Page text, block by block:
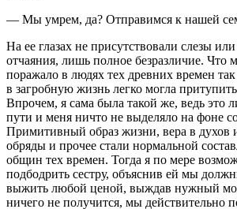
— Мы умрем, да? Отправимся к нашей
На ее глазах не присутствовали слезы
отчаяния, лишь полное безразличие. Что
поражало в людях тех древних времен так
в загробную жизнь легко могла
Впрочем, я сама была такой же, ведь это
пути и меня ничто не выделяло на фоне
Примитивный образ жизни, вера в духов
обряды и прочее стали нормальной
общин тех времен. Тогда я по мере
подбодрить сестру, объяснив ей мы
выжить любой ценой, выждав нужный
ничего не получится, мы действительно